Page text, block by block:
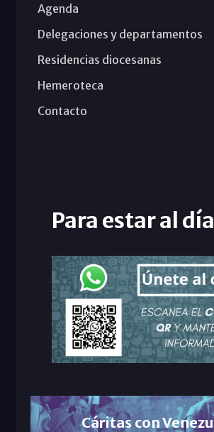
Agenda
Delegaciones y departamentos
Residencias diocesanas
Hemeroteca
Contacto
Para estar al día
Cáritas con